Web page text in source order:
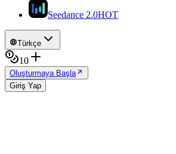
Seedance 2.0HOT
Türkçe
10
Oluşturmaya Başla
Giriş Yap